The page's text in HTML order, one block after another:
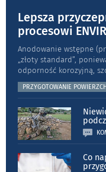
Lepsza
procesowi
Anodowanie wstępne
„złoty standard”,
odporność koro­zyjną,
PRZYGOTOWANIE
Co